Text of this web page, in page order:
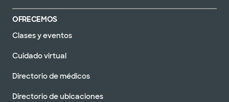
WellMed (15 planes)
OFRECEMOS
Clases y eventos
Cuidado virtual
Directorio de médicos
Directorio de ubicaciones